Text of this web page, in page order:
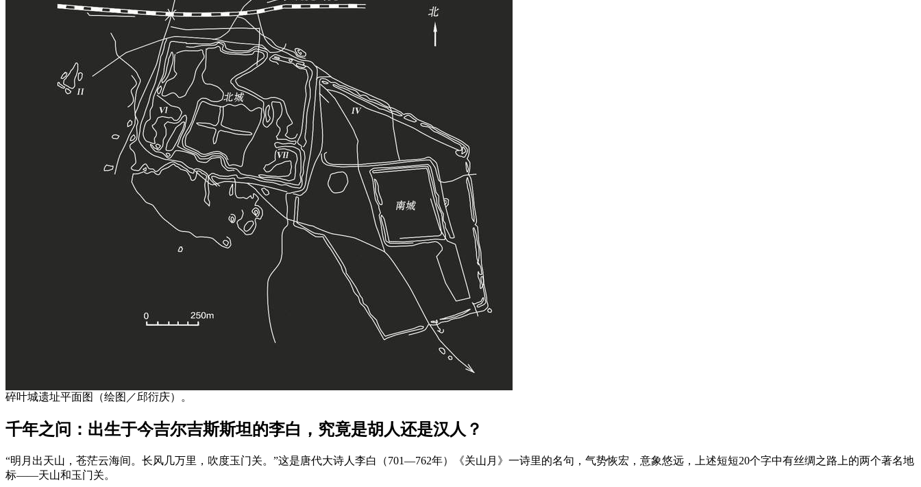
碎叶城遗址平面图（绘图／邱衍庆）。
千年之问：出生于今吉尔吉斯斯坦的李白，究竟是胡人还是汉人？
“明月出天山，苍茫云海间。长风几万里，吹度玉门关。”这是唐代大诗人李白（701—762年）《关山月》一诗里的名句，气势恢宏，意象悠远，上述短短20个字中有丝绸之路上的两个著名地
标——天山和玉门关。